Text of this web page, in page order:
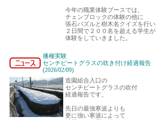
今年の職業体験ブースでは、
チェンブロックの体験の他に
張石パズルと樹木名クイズを行い
２日間で２００名を超える学生が
体験をしていきました。
播種実験
センチピートグラスの吹き付け経過報告
(2026/02/09)
造園組合入口の
センチピートグラスの吹付
経過報告です。
先日の最強寒波よりも
更に強い寒波によって